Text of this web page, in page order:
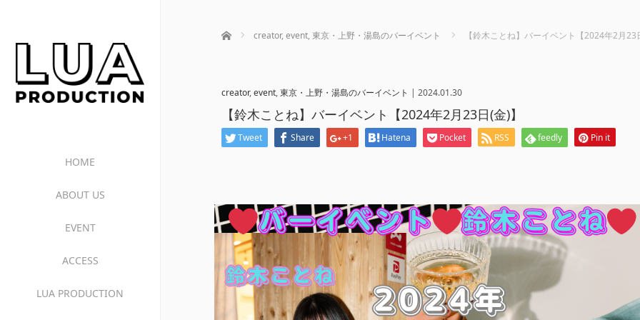
HOME
ABOUT US
EVENT
ACCESS
LUA PRODUCTION
ホーム creator, event, 東京・上野・湯島のバーイベント 【鈴木ことね】バーイベント【2024年2月23
creator,event,東京・上野・湯島のバーイベント | 2024.01.30
【鈴木ことね】バーイベント【2024年2月23日(金)】
Tweet Share +1 Hatena Pocket RSS feedly Pin it